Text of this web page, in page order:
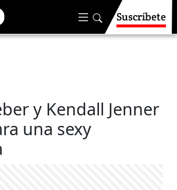
Suscríbete
y Kendall Jenner
una sexy